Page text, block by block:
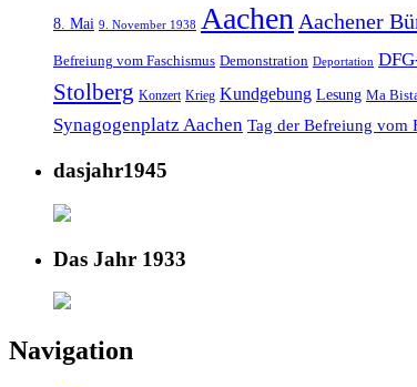
8. Mai 9. November 1938 AachenAachener
Befreiung vom Faschismus Demonstration Deportation
Stolberg Konzert Krieg Kundgebung Lesung Ma
Synagogenplatz Aachen Tag der Befreiung vom
dasjahr1945
Das Jahr 1933
Navigation